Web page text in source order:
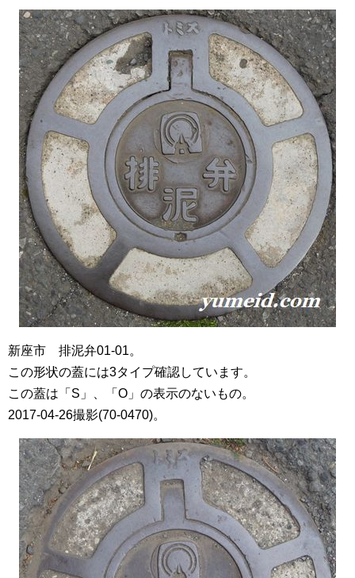
新座市 排泥弁01-01。
この形状の蓋には3タイプ確認しています。
この蓋は「S」、「O」の表示のないもの。
2017-04-26撮影(70-0470)。